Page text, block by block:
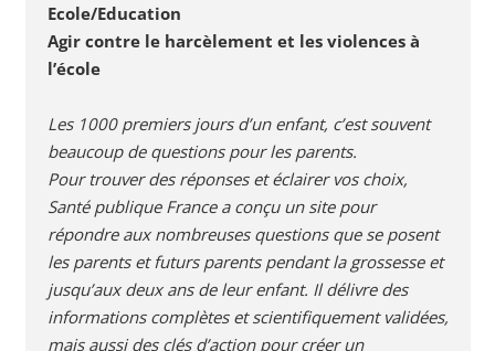
Ecole/Education
Agir contre le harcèlement et les violences à
l’école
Les 1000 premiers jours d’un enfant, c’est souvent
beaucoup de questions pour les parents.
Pour trouver des réponses et éclairer vos choix,
Santé publique France a conçu un site pour
répondre aux nombreuses questions que se posent
les parents et futurs parents pendant la grossesse et
jusqu’aux deux ans de leur enfant. Il délivre des
informations complètes et scientifiquement validées,
mais aussi des clés d’action pour créer un